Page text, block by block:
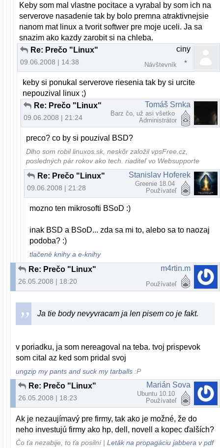
Keby som mal vlastne pocitace a vyrabal by som ich na
serverove nasadenie tak by bolo premna atraktivnejsie
nanom mat linux a tvorit softwer pre moje uceli. Ja sa
snazim ako kazdy zarobit si na chleba.
Re: Prečo "Linux"
09.06.2008 | 14:38
ciny
Návštevník
keby si ponukal serverove riesenia tak by si urcite
nepouzival linux ;)
Re: Prečo "Linux"
09.06.2008 | 21:24
Tomáš Srnka
Barz čo, už asi všetko
Administrátor
preco? co by si pouzival BSD?
Dlho som robil linuxos.sk, neskôr založil vpsFree.cz,
posledných pár rokov ako tech. riaditeľ vo Websupporte
Re: Prečo "Linux"
09.06.2008 | 21:28
Stanislav Hoferek
Greenie 18.04
Používateľ
mozno ten mikrosofti BSoD :)
inak BSD a BSoD... zda sa mi to, alebo sa to naozaj
podoba? :)
tlačené knihy a e-knihy
Re: Prečo "Linux"
26.05.2008 | 18:20
m4rtin.m
Používateľ
Ja tie body nevyvracam ja len pisem co je fakt.
v poriadku, ja som nereagoval na teba. tvoj prispevok
som cital az ked som pridal svoj
ungzip my pants and suck my tarballs :P
Re: Prečo "Linux"
26.05.2008 | 18:23
Marián Sova
Ubuntu 10.10
Používateľ
Ak je nezaujímavý pre firmy, tak ako je možné, že do
neho investujú firmy ako hp, dell, novell a kopec ďalších?
Čo ťa nezabije, to ťa posilní |Leták na propagáciu jabbera v pdf